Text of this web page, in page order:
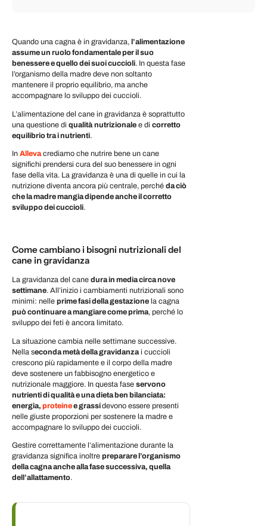
Quando una cagna è in gravidanza, l’alimentazione
assume un ruolo fondamentale per il suo
benessere e quello dei suoi cuccioli. In questa fase
l’organismo della madre deve non soltanto
mantenere il proprio equilibrio, ma anche
accompagnare lo sviluppo dei cuccioli.
L’alimentazione del cane in gravidanza è soprattutto
una questione di qualità nutrizionale e di corretto
equilibrio tra i nutrienti.
In Allevacrediamo che nutrire bene un cane
significhi prendersi cura del suo benessere in ogni
fase della vita. La gravidanza è una di quelle in cui la
nutrizione diventa ancora più centrale, perché da ciò
che la madre mangia dipende anche il corretto
sviluppo dei cuccioli.
Come cambiano i bisogni nutrizionali del
cane in gravidanza
La gravidanza del cane dura in media circa nove
settimane. All’inizio i cambiamenti nutrizionali sono
minimi: nelle prime fasi della gestazione la cagna
può continuare a mangiare come prima, perché lo
sviluppo dei feti è ancora limitato.
La situazione cambia nelle settimane successive.
Nella seconda metà della gravidanza i cuccioli
crescono più rapidamente e il corpo della madre
deve sostenere un fabbisogno energetico e
nutrizionale maggiore. In questa fase servono
nutrienti di qualità e una dieta ben bilanciata:
energia, proteinee grassidevono essere presenti
nelle giuste proporzioni per sostenere la madre e
accompagnare lo sviluppo dei cuccioli.
Gestire correttamente l’alimentazione durante la
gravidanza significa inoltre preparare l’organismo
della cagna anche alla fase successiva, quella
dell’allattamento.